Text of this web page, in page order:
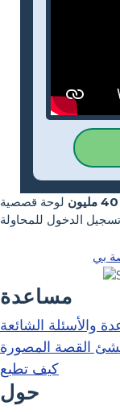
40 مليون
لوحة قصصية
بي
مساعدة
والأسئلة الشائعة
القصة المصورة
كيف تطبع
حول